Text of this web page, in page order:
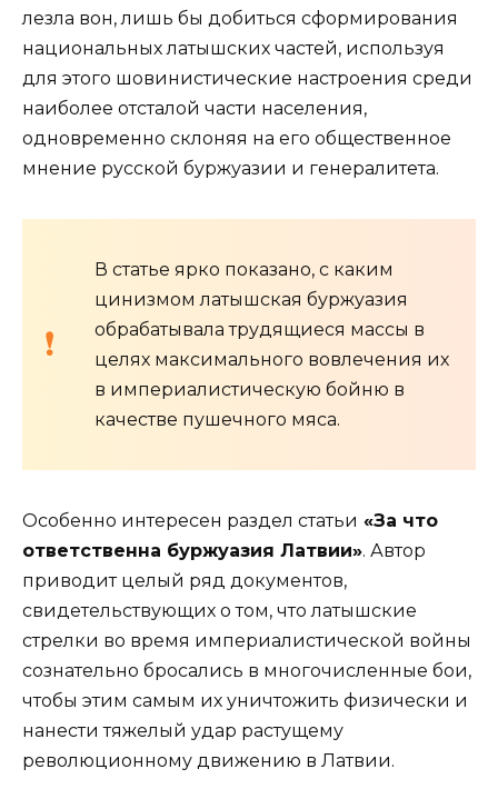
лезла вон, лишь бы добиться сформирования
национальных латышских частей, используя
для этого шовинистические настроения среди
наиболее отсталой части населения,
одновременно склоняя на его общественное
мнение русской буржуазии и генералитета.
В статье ярко показано, с каким
цинизмом латышская буржуазия
обрабатывала трудящиеся массы в
целях максимального вовлечения их
в империалистическую бойню в
качестве пушечного мяса.
Особенно интересен раздел статьи «За что
ответственна буржуазия Латвии». Автор
приводит целый ряд документов,
свидетельствующих о том, что латышские
стрелки во время империалистической войны
сознательно бросались в многочисленные бои,
чтобы этим самым их уничтожить физически и
нанести тяжелый удар растущему
революционному движению в Латвии.